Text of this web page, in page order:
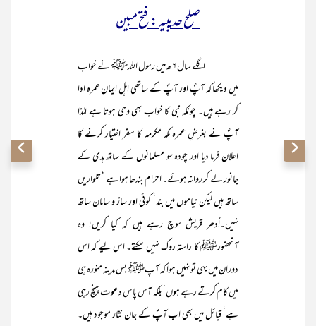
صلح حدیبیہ : فتح مبین
اگلے سال ۶ھ میں رسول اللہﷺ نے خواب
میں دیکھا کہ آپؐ اور آپؐ کے ساتھی اہل ایمان عمرہ ادا
کر رہے ہیں۔ چونکہ نبی کا خواب بھی وحی ہوتا ہے لہٰذا
آپؐ نے بغرضِ عمرہ مکہ مکرمہ کا سفر اختیار کرنے کا
اعلان فرما دیا اور چودہ سو مسلمانوں کے ساتھ ہدی کے
جانور لے کر روانہ ہوئے۔ احرام بندھا ہوا ہے ‘ تلواریں
ساتھ ہیں لیکن نیاموں میں بند‘ کوئی اور ساز و سامان ساتھ
نہیں۔اُدھر قریش سوچ رہے ہیں کہ کیا کریں! وہ
آنحضورﷺ کا راستہ روک نہیں سکتے۔ اس لیے کہ اس
دوران میں یہی تو نہیں ہوا کہ آپﷺ بس مدینہ منورہ ہی
میں کام کرتے رہے ہوں‘ بلکہ آس پاس دعوت پہنچ رہی
ہے‘ قبائل میں بھی اب آپؐ کے جان نثار موجود ہیں۔